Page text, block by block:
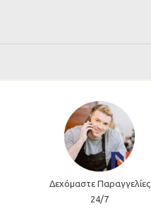
Δεχόμαστε Παραγγελίες
24/7